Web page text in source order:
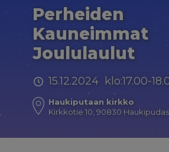
Perheiden
Kauneimmat
Joululaulut
15.12.2024 klo:17.00-
Haukiputaan kirkko
Kirkkotie 10, 90830 Haukipudas